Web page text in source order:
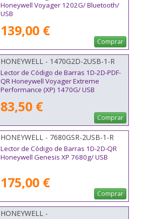
Honeywell Voyager 1202G/ Bluetooth/
USB
139,00 €
Comprar
HONEYWELL - 1470G2D-2USB-1-R
Lector de Código de Barras 1D-2D-PDF-
QR Honeywell Voyager Extreme
Performance (XP) 1470G/ USB
83,50 €
Comprar
HONEYWELL - 7680GSR-2USB-1-R
Lector de Código de Barras 1D-2D-QR
Honeywell Genesis XP 7680g/ USB
175,00 €
Comprar
HONEYWELL -